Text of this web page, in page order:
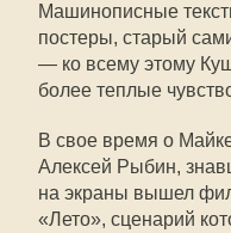
Машинописные
постеры, старый
— ко всему этому
более теплые
В свое время о
Алексей Рыбин,
на экраны вышел
«Лето», сценарий